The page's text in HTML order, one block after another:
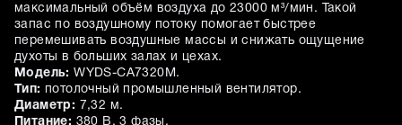
максимальный объём воздуха до 23000 м³/мин. Такой
запас по воздушному потоку помогает быстрее
перемешивать воздушные массы и снижать ощущение
духоты в больших залах и цехах.
Модель: WYDS-CA7320M.
Тип:
потолочный промышленный вентилятор.
Диаметр: 7,32 м.
Питание: 380 В, 3 фазы.